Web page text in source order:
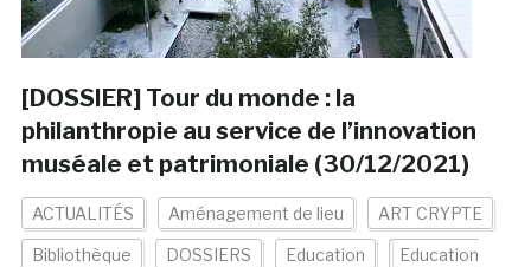
[DOSSIER] Tour du monde : la
philanthropie au service de l’innovation
muséale et patrimoniale (30/12/2021)
ACTUALITÉS Aménagement de lieu ART CRYPTE
Bibliothèque DOSSIERS Education Education